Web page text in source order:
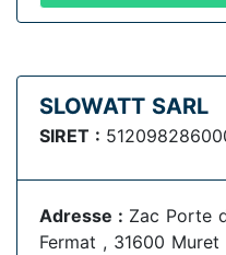
SLOWATT SARL
SIRET :
Adresse : Zac Porte
Fermat , 31600 Muret